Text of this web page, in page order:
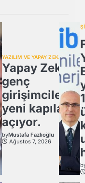
YAZILIM VE YAPAY ZEKA
Yapay Zeka,
genç
girişimcilere
yeni kapılar
açıyor.
byMustafa Fazlıoğlu
Ağustos 7, 2026